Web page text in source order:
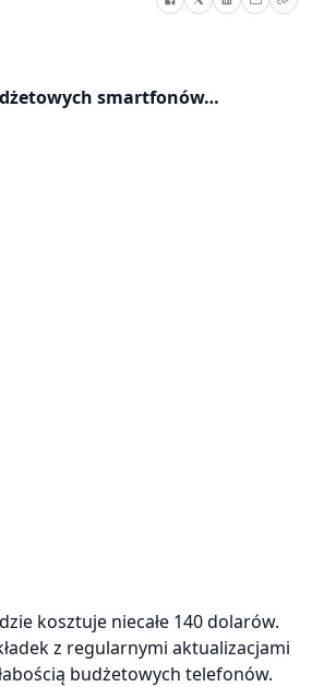
smartfonów…
kosztuje niecałe 140 dolarów.
z regularnymi aktualizacjami
budżetowych telefonów.